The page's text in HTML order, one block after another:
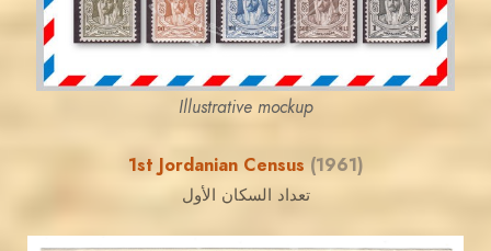
EST. 2007
Illustrative mockup
1st Jordanian Census (1961)
تعداد السكان الأول